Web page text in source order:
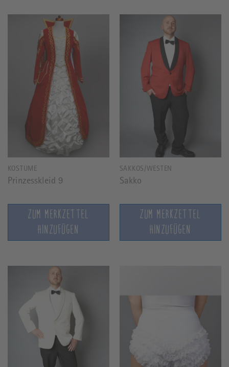
KOSTÜME
Prinzesskleid 9
ZUM MERKZETTEL
HINZUFÜGEN
SAKKOS/WESTEN
Sakko
ZUM MERKZETTEL
HINZUFÜGEN